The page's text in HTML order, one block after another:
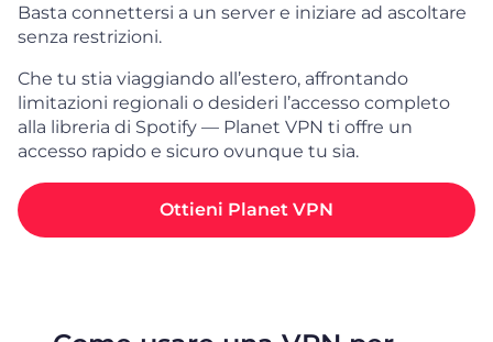
Basta connettersi a un server e iniziare ad ascoltare
senza restrizioni.
Che tu stia viaggiando all’estero, affrontando
limitazioni regionali o desideri l’accesso completo
alla libreria di Spotify — Planet VPN ti offre un
accesso rapido e sicuro ovunque tu sia.
Ottieni Planet VPN